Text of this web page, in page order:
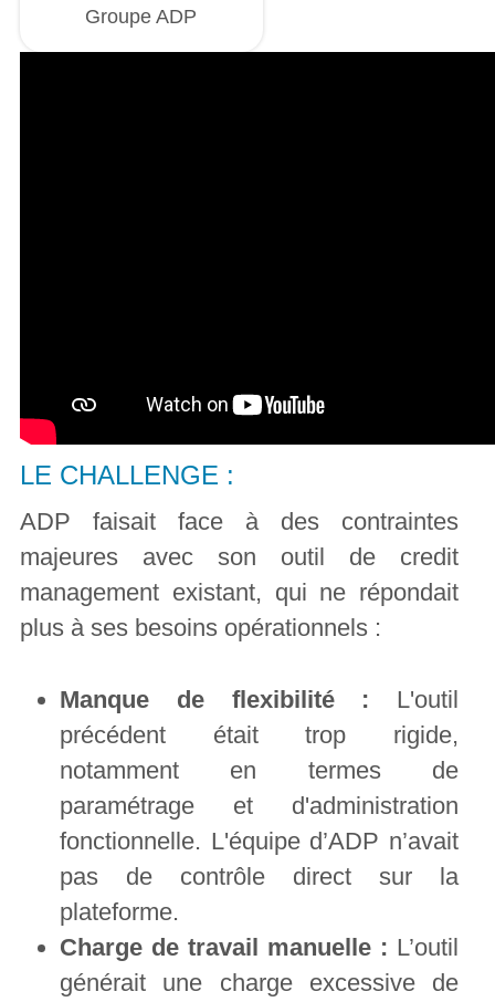
Groupe ADP
LE CHALLENGE :
ADP faisait face à des contraintes
majeures avec son outil de credit
management existant, qui ne répondait
plus à ses besoins opérationnels :
Manque de flexibilité : L'outil
précédent était trop rigide,
notamment en termes de
paramétrage et d'administration
fonctionnelle. L'équipe d’ADP n’avait
pas de contrôle direct sur la
plateforme.
Charge de travail manuelle : L’outil
générait une charge excessive de